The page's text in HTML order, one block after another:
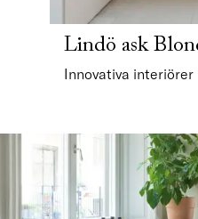
Lindö ask
Innovativa interiörer